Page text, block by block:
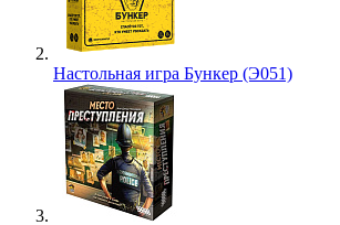
Настольная игра Бункер (Э051)